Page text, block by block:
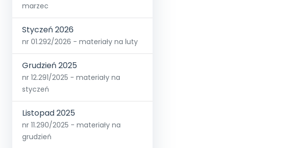
marzec
Styczeń 2026
nr 01.292/2026 - materiały na luty
Grudzień 2025
nr 12.291/2025 - materiały na
styczeń
Listopad 2025
nr 11.290/2025 - materiały na
grudzień